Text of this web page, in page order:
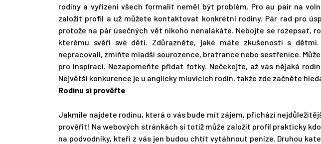
rodiny a vyřízení všech formalit neměl být problém. Pro au pair na
založit profil a už můžete kontaktovat konkrétní rodiny. Pár rad pro
protože na pár úsečných vět nikoho nenalákáte. Nebojte se rozepsat,
kterému svěří své děti. Zdůrazněte, jaké máte zkušenosti s
nepracovali, zmiňte mladší sourozence, bratrance nebo sestřenice.
pro inspiraci. Nezapomeňte přidat fotky. Nečekejte, až vás nějaká
Největší konkurence je u anglicky mluvících rodin, takže zde začněte
Rodinu si prověřte
Jakmile najdete rodinu, která o vás bude mít zájem, přichází
prověřit! Na webových stránkách si totiž může založit profil prakticky
na podvodníky, kteří z vás jen budou chtít vytáhnout peníze. Druhou